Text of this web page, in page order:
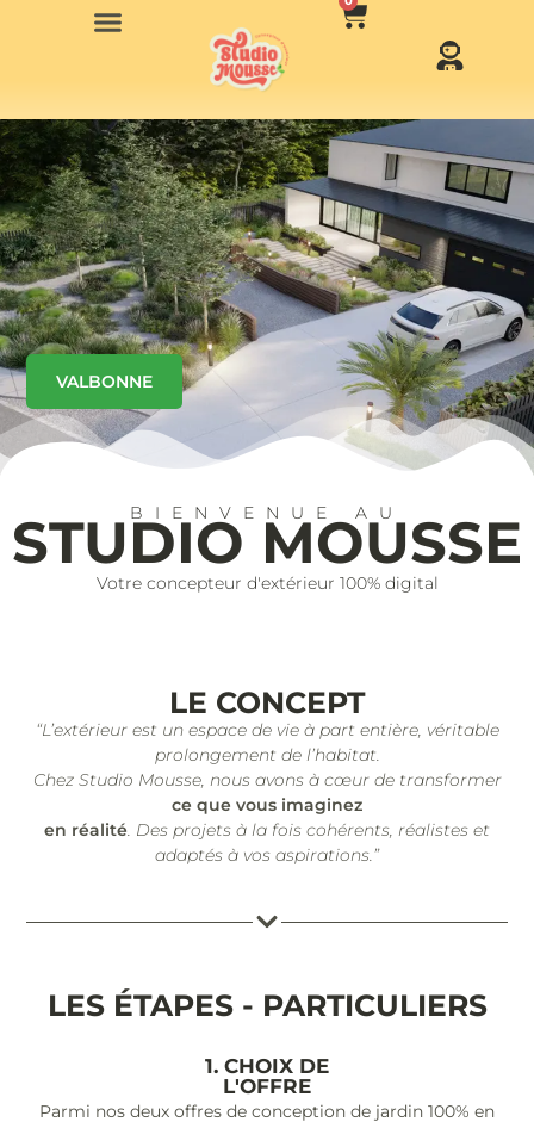
VALBONNE
BIENVENUE AU
STUDIO MOUSSE
Votre concepteur d'extérieur 100% digital
LE CONCEPT
“L’extérieur est un espace de vie à part entière, véritable
prolongement de l’habitat.
Chez Studio Mousse, nous avons à cœur de transformer
ce que vous imaginez
en réalité. Des projets à la fois cohérents, réalistes et
adaptés à vos aspirations.”
LES ÉTAPES - PARTICULIERS
1. CHOIX DE
L'OFFRE
Parmi nos deux offres de conception de jardin 100% en